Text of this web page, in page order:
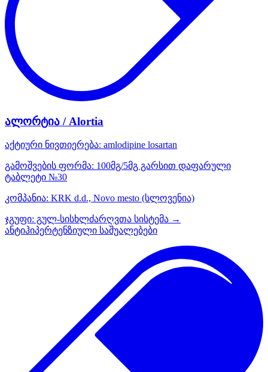
ალორტია / Alortia
აქტიური ნივთიერება: amlodipine losartan
გამოშვების ფორმა: 100მგ/5მგ გარსით დაფარული
ტაბლეტი №30
კომპანია: KRK d.d., Novo mesto (სლოვენია)
ჯგუფი: გულ-სისხლძარღვთა სისტემა →
ანტიჰიპერტენზიული საშუალებები